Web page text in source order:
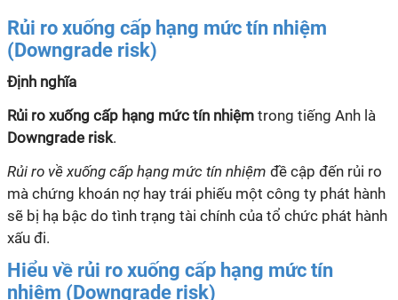
Rủi ro xuống cấp hạng mức tín nhiệm
(Downgrade risk)
Định nghĩa
Rủi ro xuống cấp hạng mức tín nhiệm trong tiếng Anh là
Downgrade risk.
Rủi ro về xuống cấp hạng mức tín nhiệm đề cập đến rủi ro
mà chứng khoán nợ hay trái phiếu một công ty phát hành
sẽ bị hạ bậc do tình trạng tài chính của tổ chức phát hành
xấu đi.
Hiểu về rủi ro xuống cấp hạng mức tín
nhiệm (Downgrade risk)